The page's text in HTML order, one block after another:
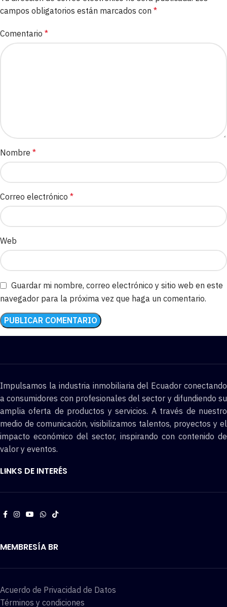
campos obligatorios están marcados con *
Comentario *
Nombre *
Correo electrónico *
Web
Guardar mi nombre, correo electrónico y sitio web en este
navegador para la próxima vez que haga un comentario.
Impulsamos la industria inmobiliaria del Ecuador conectando
a consumidores con profesionales del sector y difundiendo su
amplia oferta de productos y servicios. A través de nuestro
medio de comunicación, visibilizamos talentos, proyectos y el
impacto económico del sector, inspirando con contenido de
valor y eventos.
LINKS DE INTERÉS
MEMBRESÍA BR
Acuerdo de Privacidad de Datos
Términos y condiciones